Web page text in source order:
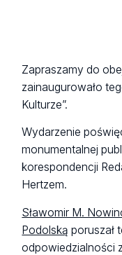
Zapraszamy do
zainaugurowało
Kulturze”.
Wydarzenie
monumentalnej
korespondencji
Hertzem.
Sławomir M.
Podolską poruszał
odpowiedzialności